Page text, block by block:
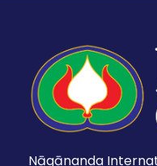
Nāgānanda